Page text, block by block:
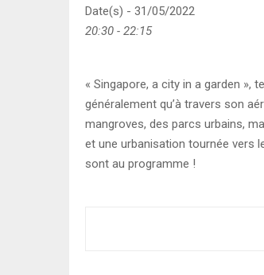
Date(s) - 31/05/2022
20:30 - 22:15
« Singapore, a city in a garden »,
généralement qu’à travers son
mangroves, des parcs urbains,
et une urbanisation tournée vers
sont au programme !